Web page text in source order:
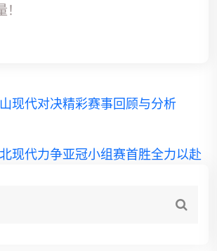
现代对决精彩赛事回顾与分析
现代力争亚冠小组赛首胜全力以赴